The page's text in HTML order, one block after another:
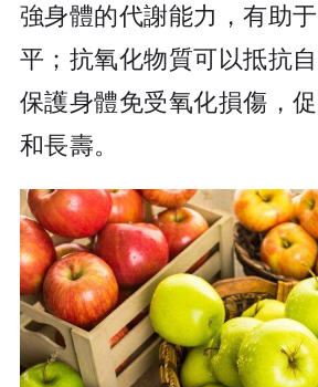
強身體的代謝能力，有助
平；抗氧化物質可以抵抗
保護身體免受氧化損傷，
和長壽。